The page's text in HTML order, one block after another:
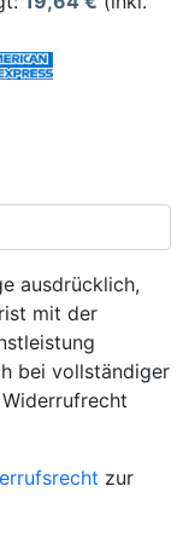
ausdrücklich,
mit der
bei vollständiger
zur